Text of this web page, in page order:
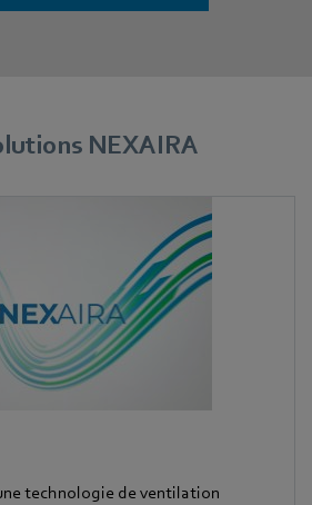
NEXAIRA
technologie de ventilation